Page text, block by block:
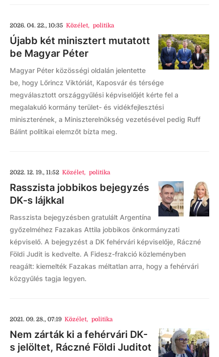
2026. 04. 22., 10:35 Közélet, politika
Újabb két minisztert mutatott
be Magyar Péter
Magyar Péter közösségi oldalán jelentette
be, hogy Lőrincz Viktóriát, Kaposvár és térsége
megválasztott országgyűlési képviselőjét kérte fel a
megalakuló kormány terület- és vidékfejlesztési
miniszterének, a Miniszterelnökség vezetésével pedig Ruff
Bálint politikai elemzőt bízta meg.
2022. 12. 19., 11:52 Közélet, politika
Rasszista jobbikos bejegyzés
DK-s lájkkal
Rasszista bejegyzésben gratulált Argentína
győzelméhez Fazakas Attila jobbikos önkormányzati
képviselő. A bejegyzést a DK fehérvári képviselője, Ráczné
Földi Judit is kedvelte. A Fidesz-frakció közleményben
reagált: kiemelték Fazakas méltatlan arra, hogy a fehérvári
közgyűlés tagja legyen.
2021. 09. 28., 07:19 Közélet, politika
Nem zárták ki a fehérvári DK-
s jelöltet, Ráczné Földi Juditot